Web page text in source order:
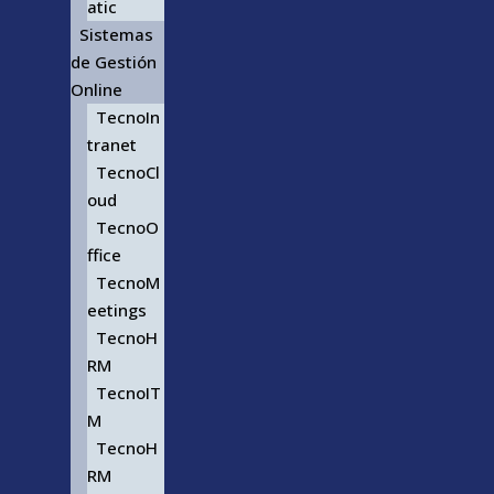
atic
Sistemas
de Gestión
Online
TecnoIn
tranet
TecnoCl
oud
TecnoO
ffice
TecnoM
eetings
TecnoH
RM
TecnoIT
M
TecnoH
RM